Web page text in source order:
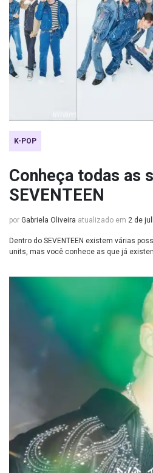
K-POP
Conheça todas as
SEVENTEEN
por Gabriela Oliveira atualizado em 2 de
Dentro do SEVENTEEN existem várias
units, mas você conhece as que já